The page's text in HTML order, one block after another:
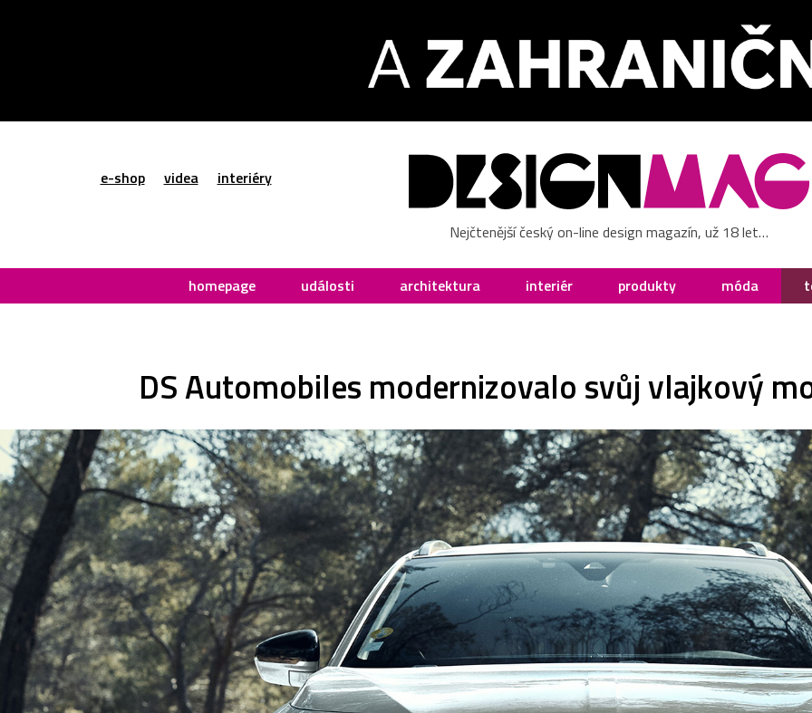
e-shop videa interiéry
Nejčtenější český on-line design magazín, už 18 let…
homepage události architektura interiér produkty móda
DS Automobiles modernizovalo svůj vlajkový